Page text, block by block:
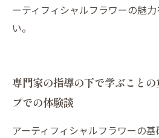
ーティフィシャルフラワーの魅
い。
専門家の指導の下で学ぶこと
プでの体験談
アーティフィシャルフラワーの